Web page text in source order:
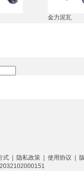
金力泥瓦
式 隐私政策 使用协议